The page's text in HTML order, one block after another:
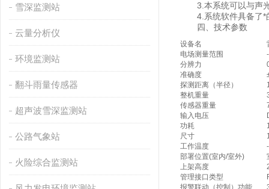
雪深监测站
云量分析仪
环境监测站
翻斗雨量传感器
超声波雪深监测站
公路气象站
火险综合监测站
3.本系统可以与声光
4.系统软件具备了*
四、技术参数
设备名
电场测量范围
分辨力
准确度
探测距离（半径）
整机重量
传感器重量
输入电压
功耗
尺寸
工作温度
部署位置(室内/室外)
上架高度
管理接口类型
报警联动（控制）功能